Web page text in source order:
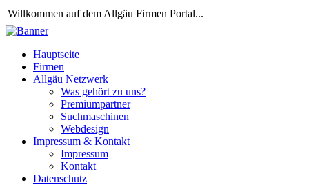
Willkommen auf dem Allgäu Firmen Portal...
Hauptseite
Firmen
Allgäu Netzwerk
Was gehört zu uns?
Premiumpartner
Suchmaschinen
Webdesign
Impressum & Kontakt
Impressum
Kontakt
Datenschutz